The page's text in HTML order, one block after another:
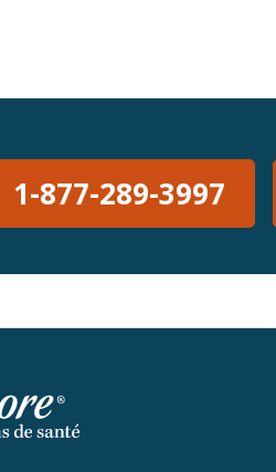
1-877-289-3997